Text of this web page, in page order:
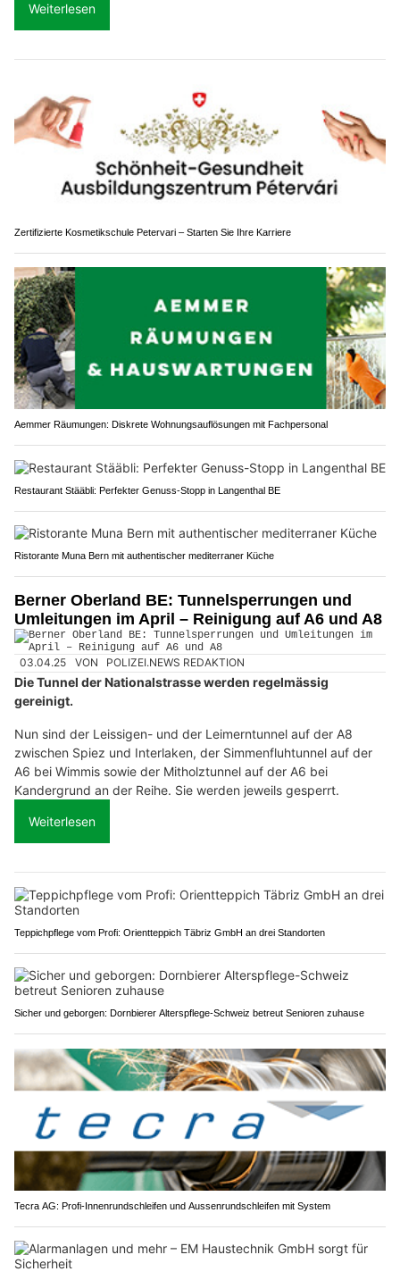
Weiterlesen
Zertifizierte Kosmetikschule Petervari – Starten Sie Ihre Karriere
Aemmer Räumungen: Diskrete Wohnungsauflösungen mit Fachpersonal
Restaurant Stääbli: Perfekter Genuss-Stopp in Langenthal BE
Ristorante Muna Bern mit authentischer mediterraner Küche
Berner Oberland BE: Tunnelsperrungen und
Umleitungen im April – Reinigung auf A6 und A8
03.04.25 VON POLIZEI.NEWS REDAKTION
Die Tunnel der Nationalstrasse werden regelmässig
gereinigt.
Nun sind der Leissigen- und der Leimerntunnel auf der A8
zwischen Spiez und Interlaken, der Simmenfluhtunnel auf der
A6 bei Wimmis sowie der Mitholztunnel auf der A6 bei
Kandergrund an der Reihe. Sie werden jeweils gesperrt.
Weiterlesen
Teppichpflege vom Profi: Orientteppich Täbriz GmbH an drei Standorten
Sicher und geborgen: Dornbierer Alterspflege-Schweiz betreut Senioren zuhause
Tecra AG: Profi-Innenrundschleifen und Aussenrundschleifen mit System